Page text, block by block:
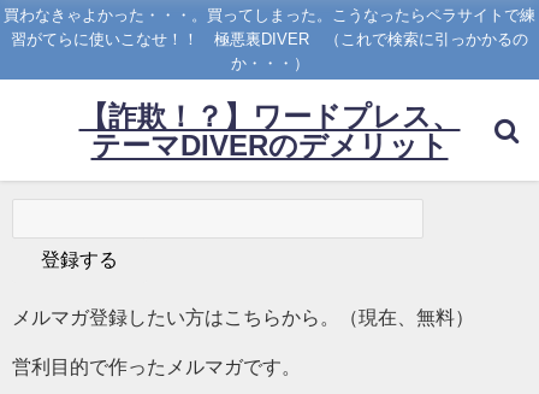
買わなきゃよかった・・・。買ってしまった。こうなったらペラサイトで練
習がてらに使いこなせ！！ 極悪裏DIVER （これで検索に引っかかるの
か・・・）
【詐欺！？】ワードプレス、
テーマDIVERのデメリット
メルマガ登録したい方はこちらから。（現在、無料）
営利目的で作ったメルマガです。